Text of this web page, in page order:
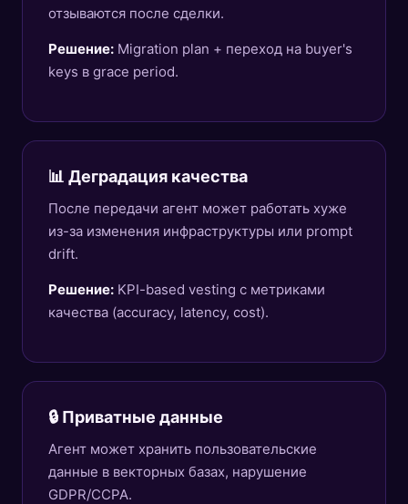
отзываются после сделки.
Решение: Migration plan + переход на buyer's
keys в grace period.
📊 Деградация качества
После передачи агент может работать хуже
из-за изменения инфраструктуры или prompt
drift.
Решение: KPI-based vesting с метриками
качества (accuracy, latency, cost).
🔒 Приватные данные
Агент может хранить пользовательские
данные в векторных базах, нарушение
GDPR/CCPA.